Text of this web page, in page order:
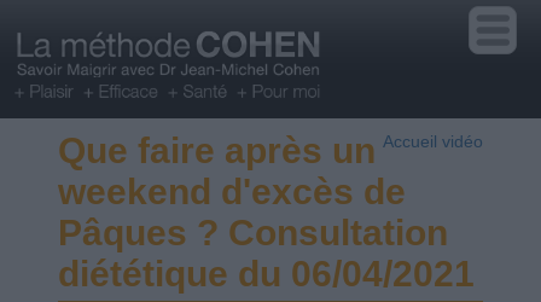
Accueil vidéo
Que faire après un
weekend d'excès de
Pâques ? Consultation
diététique du 06/04/2021